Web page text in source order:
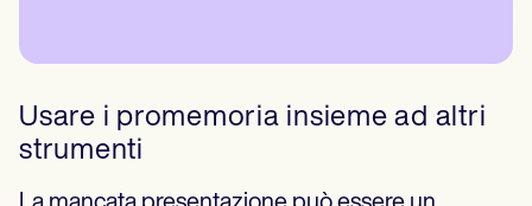
Usare i promemoria insieme ad altri
strumenti